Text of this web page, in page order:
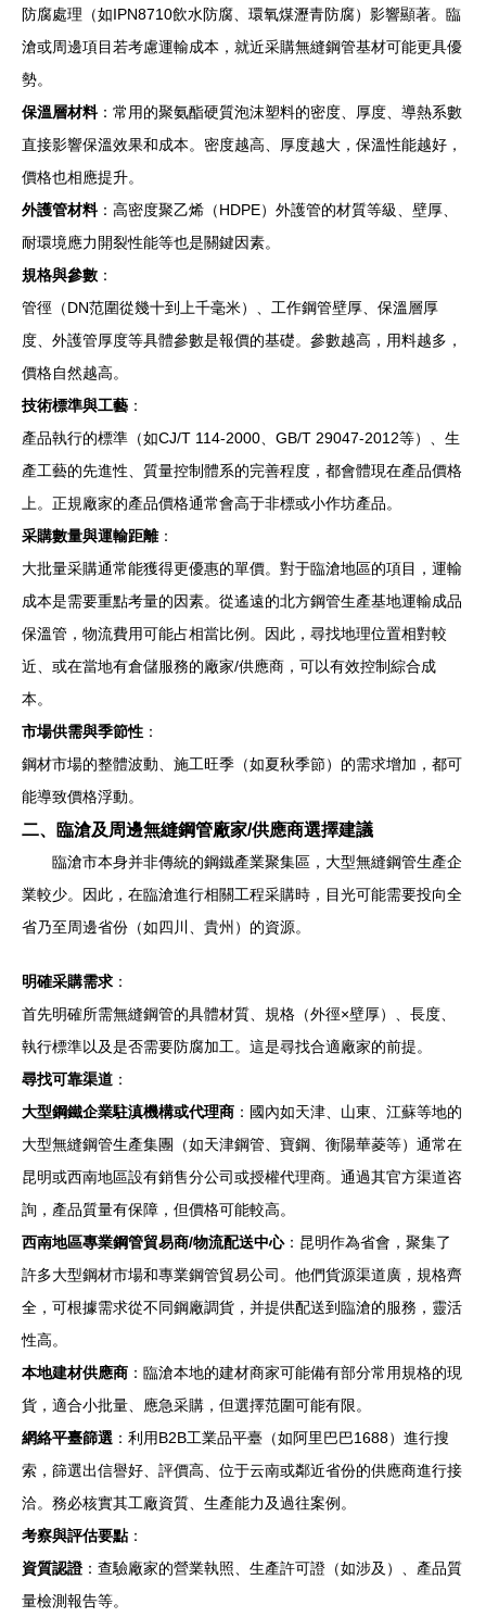
防腐處理（如IPN8710飲水防腐、環氧煤瀝青防腐）影響顯著。臨
滄或周邊項目若考慮運輸成本，就近采購無縫鋼管基材可能更具優
勢。
保溫層材料：常用的聚氨酯硬質泡沫塑料的密度、厚度、導熱系數
直接影響保溫效果和成本。密度越高、厚度越大，保溫性能越好，
價格也相應提升。
外護管材料：高密度聚乙烯（HDPE）外護管的材質等級、壁厚、
耐環境應力開裂性能等也是關鍵因素。
規格與參數 ：
管徑（DN范圍從幾十到上千毫米）、工作鋼管壁厚、保溫層厚
度、外護管厚度等具體參數是報價的基礎。參數越高，用料越多，
價格自然越高。
技術標準與工藝 ：
產品執行的標準（如CJ/T 114-2000、GB/T 29047-2012等）、生
產工藝的先進性、質量控制體系的完善程度，都會體現在產品價格
上。正規廠家的產品價格通常會高于非標或小作坊產品。
采購數量與運輸距離：
大批量采購通常能獲得更優惠的單價。對于臨滄地區的項目，運輸
成本是需要重點考量的因素。從遙遠的北方鋼管生產基地運輸成品
保溫管，物流費用可能占相當比例。因此，尋找地理位置相對較
近、或在當地有倉儲服務的廠家/供應商，可以有效控制綜合成
本。
市場供需與季節性 ：
鋼材市場的整體波動、施工旺季（如夏秋季節）的需求增加，都可
能導致價格浮動。
二、臨滄及周邊無縫鋼管廠家/供應商選擇建議
臨滄市本身并非傳統的鋼鐵產業聚集區，大型無縫鋼管生產企
業較少。因此，在臨滄進行相關工程采購時，目光可能需要投向全
省乃至周邊省份（如四川、貴州）的資源。
明確采購需求 ：
首先明確所需無縫鋼管的具體材質、規格（外徑×壁厚）、長度、
執行標準以及是否需要防腐加工。這是尋找合適廠家的前提。
尋找可靠渠道 ：
大型鋼鐵企業駐滇機構或代理商 ：國內如天津、山東、江蘇等地的
大型無縫鋼管生產集團（如天津鋼管、寶鋼、衡陽華菱等）通常在
昆明或西南地區設有銷售分公司或授權代理商。通過其官方渠道咨
詢，產品質量有保障，但價格可能較高。
西南地區專業鋼管貿易商/物流配送中心：昆明作為省會，聚集了
許多大型鋼材市場和專業鋼管貿易公司。他們貨源渠道廣，規格齊
全，可根據需求從不同鋼廠調貨，并提供配送到臨滄的服務，靈活
性高。
本地建材供應商 ：臨滄本地的建材商家可能備有部分常用規格的現
貨，適合小批量、應急采購，但選擇范圍可能有限。
網絡平臺篩選 ：利用B2B工業品平臺（如阿里巴巴1688）進行搜
索，篩選出信譽好、評價高、位于云南或鄰近省份的供應商進行接
洽。務必核實其工廠資質、生產能力及過往案例。
考察與評估要點：
資質認證：查驗廠家的營業執照、生產許可證（如涉及）、產品質
量檢測報告等。